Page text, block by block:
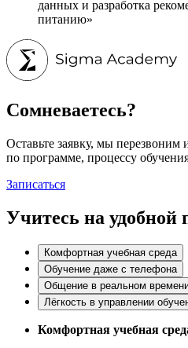
данных и разработка
питанию»
Сомневаетесь?
Оставьте заявку, мы перезвоним
по программе, процессу
Записаться
Учитесь на удобной
Комфортная учебная среда
Обучение даже с телефона
Общение в реальном
Лёгкость в управлении
Комфортная учебная